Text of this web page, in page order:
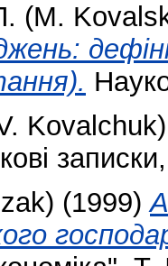
(M.
Kovalchuk)
(1999)